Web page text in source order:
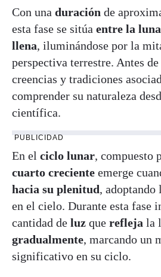
Con una duración de
esta fase se sitúa entre la
llena, iluminándose por la
perspectiva terrestre. Antes
creencias y tradiciones
comprender su naturaleza
científica.
PUBLICIDAD
En el ciclo lunar, compuesto
cuarto creciente emerge
hacia su plenitud,
en el cielo. Durante esta fase
cantidad de luz que refleja la
gradualmente, marcando un
significativo en su ciclo.